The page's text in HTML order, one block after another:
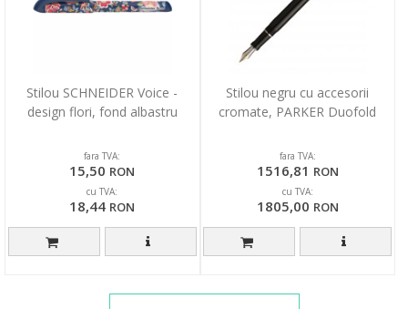
Stilou SCHNEIDER Voice -
design flori, fond albastru
fara TVA:
15,50 RON
cu TVA:
18,44 RON
Stilou negru cu accesorii
cromate, PARKER Duofold
fara TVA:
1516,81 RON
cu TVA:
1805,00 RON